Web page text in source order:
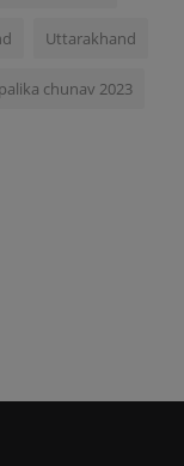
Uttarakhand
chunav 2023